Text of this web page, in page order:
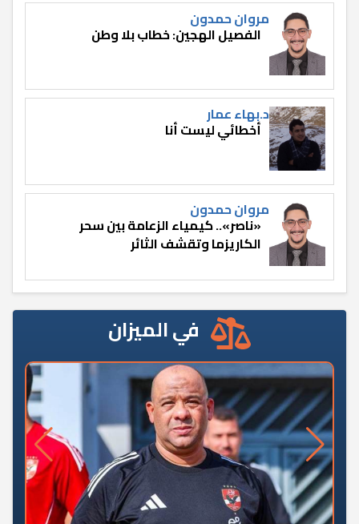
مروان حمدون
الفصيل الهجين: خطاب بلا وطن
د.بهاء عمار
أخطائي ليست أنا
مروان حمدون
«ناصر».. كيمياء الزعامة بين سحر
الكاريزما وتقشف الثائر
في الميزان